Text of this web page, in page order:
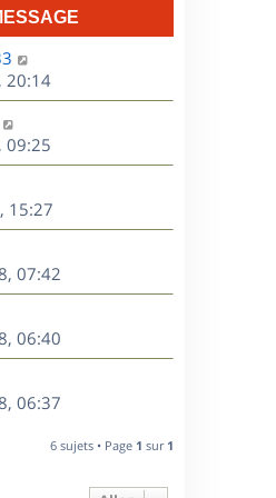
20:14
09:25
15:27
07:42
06:40
06:37
6 sujets • Page 1 sur 1